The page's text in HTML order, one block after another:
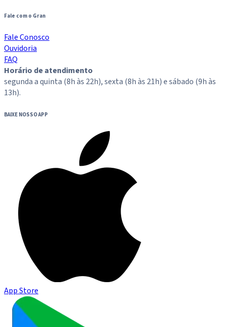
Fale com o Gran
Fale Conosco
Ouvidoria
FAQ
Horário de atendimento
segunda a quinta (8h às 22h), sexta (8h às 21h) e sábado (9h às
13h).
BAIXE NOSSO APP
App Store